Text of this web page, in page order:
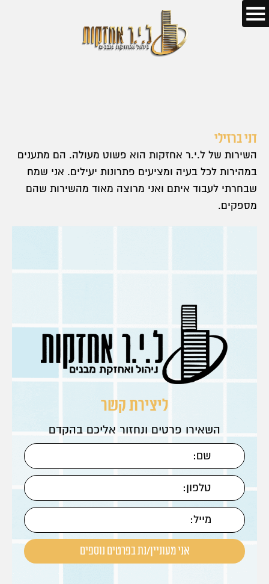
דני ברזילי
השירות של ל.י.ר אחזקות הוא פשוט מעולה. הם מתענים
במהירות לכל בעיה ומציעים פתרונות יעילים. אני שמח
שבחרתי לעבוד איתם ואני מרוצה מאוד מהשירות שהם
מספקים.
ליצירת קשר
השאירו פרטים ונחזור אליכם בהקדם